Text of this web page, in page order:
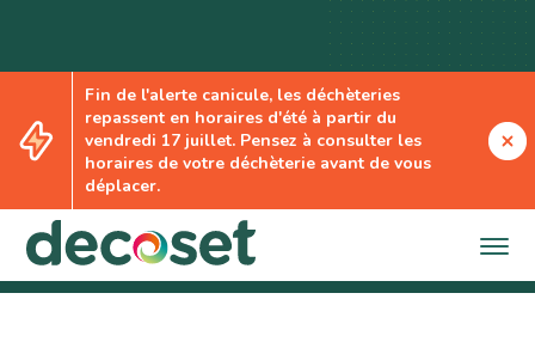
Fin de l'alerte canicule, les déchèteries
repassent en horaires d'été à partir du
vendredi 17 juillet. Pensez à consulter les
horaires de votre déchèterie avant de vous
déplacer.
Territoires et
missions